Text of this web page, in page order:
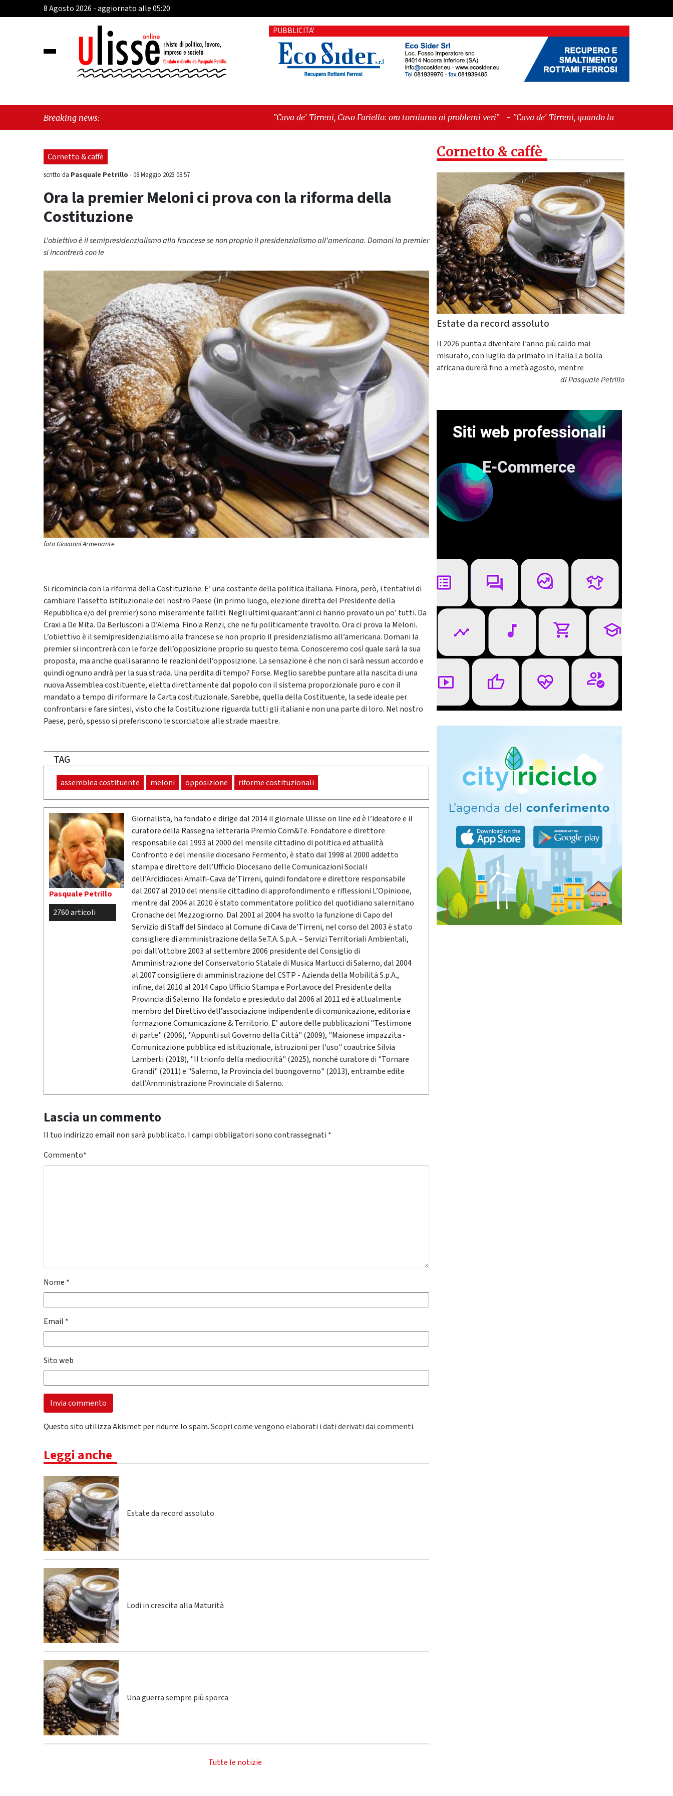
8 Agosto 2026 - aggiornato alle 05:20
PUBBLICITA'
Breaking news: "Cava de' Tirreni, Caso Fariello: ora torniamo ai problemi veri" -"Cava de' Tirreni, quando la burocrazia dimentica
perché esiste"
Cornetto & caffè
scritto da Pasquale Petrillo -08 Maggio 2023 08:57
Ora la premier Meloni ci prova con la riforma della
Costituzione
L'obiettivo è il semipresidenzialismo alla francese se non proprio il presidenzialismo all'americana. Domani la premier
si incontrerà con le
foto Giovanni Armenante
Si ricomincia con la riforma della Costituzione. E’ una costante della politica italiana. Finora, però, i tentativi di
cambiare l’assetto istituzionale del nostro Paese (in primo luogo, elezione diretta del Presidente della
Repubblica e/o del premier) sono miseramente falliti. Negli ultimi quarant’anni ci hanno provato un po’ tutti. Da
Craxi a De Mita. Da Berlusconi a D’Alema. Fino a Renzi, che ne fu politicamente travolto. Ora ci prova la Meloni.
L’obiettivo è il semipresidenzialismo alla francese se non proprio il presidenzialismo all’americana. Domani la
premier si incontrerà con le forze dell’opposizione proprio su questo tema. Conosceremo così quale sarà la sua
proposta, ma anche quali saranno le reazioni dell’opposizione. La sensazione è che non ci sarà nessun accordo e
quindi ognuno andrà per la sua strada. Una perdita di tempo? Forse. Meglio sarebbe puntare alla nascita di una
nuova Assemblea costituente, eletta direttamente dal popolo con il sistema proporzionale puro e con il
mandato a tempo di riformare la Carta costituzionale. Sarebbe, quella della Costituente, la sede ideale per
confrontarsi e fare sintesi, visto che la Costituzione riguarda tutti gli italiani e non una parte di loro. Nel nostro
Paese, però, spesso si preferiscono le scorciatoie alle strade maestre.
TAG
assemblea costituente meloni opposizione riforme costituzionali
Pasquale Petrillo
2760 articoli
Giornalista, ha fondato e dirige dal 2014 il giornale Ulisse on line ed è l’ideatore e il
curatore della Rassegna letteraria Premio Com&Te. Fondatore e direttore
responsabile dal 1993 al 2000 del mensile cittadino di politica ed attualità
Confronto e del mensile diocesano Fermento, è stato dal 1998 al 2000 addetto
stampa e direttore dell’Ufficio Diocesano delle Comunicazioni Sociali
dell’Arcidiocesi Amalfi-Cava de’Tirreni, quindi fondatore e direttore responsabile
dal 2007 al 2010 del mensile cittadino di approfondimento e riflessioni L’Opinione,
mentre dal 2004 al 2010 è stato commentatore politico del quotidiano salernitano
Cronache del Mezzogiorno. Dal 2001 al 2004 ha svolto la funzione di Capo del
Servizio di Staff del Sindaco al Comune di Cava de’Tirreni, nel corso del 2003 è stato
consigliere di amministrazione della Se.T.A. S.p.A. – Servizi Territoriali Ambientali,
poi dall’ottobre 2003 al settembre 2006 presidente del Consiglio di
Amministrazione del Conservatorio Statale di Musica Martucci di Salerno, dal 2004
al 2007 consigliere di amministrazione del CSTP - Azienda della Mobilità S.p.A.,
infine, dal 2010 al 2014 Capo Ufficio Stampa e Portavoce del Presidente della
Provincia di Salerno. Ha fondato e presieduto dal 2006 al 2011 ed è attualmente
membro del Direttivo dell’associazione indipendente di comunicazione, editoria e
formazione Comunicazione & Territorio. E’ autore delle pubblicazioni "Testimone
di parte" (2006), "Appunti sul Governo della Città" (2009), "Maionese impazzita -
Comunicazione pubblica ed istituzionale, istruzioni per l'uso" coautrice Silvia
Lamberti (2018), "Il trionfo della mediocrità" (2025), nonché curatore di "Tornare
Grandi" (2011) e "Salerno, la Provincia del buongoverno" (2013), entrambe edite
dall’Amministrazione Provinciale di Salerno.
Lascia un commento
Il tuo indirizzo email non sarà pubblicato. I campi obbligatori sono contrassegnati *
Commento*
Nome *
Email *
Sito web
Questo sito utilizza Akismet per ridurre lo spam.Scopri come vengono elaborati i dati derivati dai commenti.
Leggi anche
Estate da record assoluto
Lodi in crescita alla Maturità
Una guerra sempre più sporca
Tutte le notizie
Cornetto & caffè
Estate da record assoluto
Il 2026 punta a diventare l’anno più caldo mai
misurato, con luglio da primato in Italia.La bolla
africana durerà fino a metà agosto, mentre
diPasquale Petrillo